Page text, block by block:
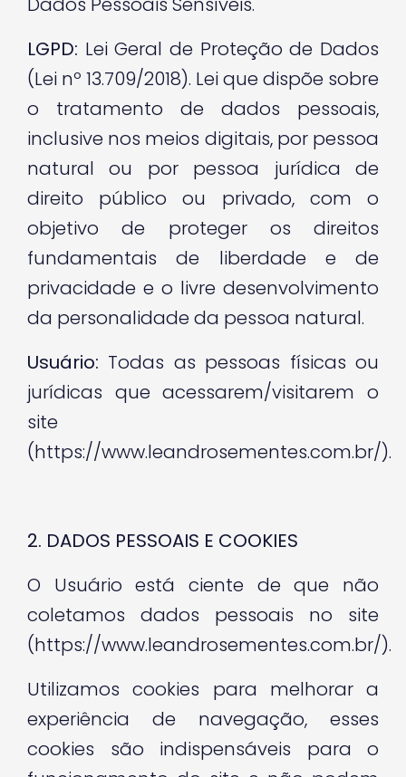
LGPD: Lei Geral de Proteção de Dados
(Lei nº 13.709/2018). Lei que dispõe sobre
o tratamento de dados pessoais,
inclusive nos meios digitais, por pessoa
natural ou por pessoa jurídica de
direito público ou privado, com o
objetivo de proteger os direitos
fundamentais de liberdade e de
privacidade e o livre desenvolvimento
da personalidade da pessoa natural.
Usuário: Todas as pessoas físicas ou
jurídicas que acessarem/visitarem o
site
(https://www.leandrosementes.com.br/).
2. DADOS PESSOAIS E COOKIES
O Usuário está ciente de que não
coletamos dados pessoais no site
(https://www.leandrosementes.com.br/).
Utilizamos cookies para melhorar a
experiência de navegação, esses
cookies são indispensáveis para o